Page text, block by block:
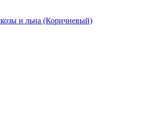
и льна (Коричневый)